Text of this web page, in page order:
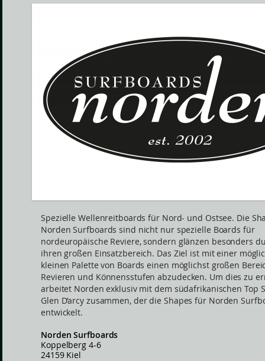
Spezielle Wellenreitboards für Nord- und Ostsee. Die
Norden Surfboards sind nicht nur spezielle Boards für
nordeuropäische Reviere, sondern glänzen besonders
ihren großen Einsatzbereich. Das Ziel ist mit einer
kleinen Palette von Boards einen möglichst großen
Revieren und Könnensstufen abzudecken. Um dies zu
arbeitet Norden exklusiv mit dem südafrikanischen Top
Glen D’arcy zusammen, der die Shapes für Norden
entwickelt.
Norden Surfboards
Koppelberg 4-6
24159 Kiel